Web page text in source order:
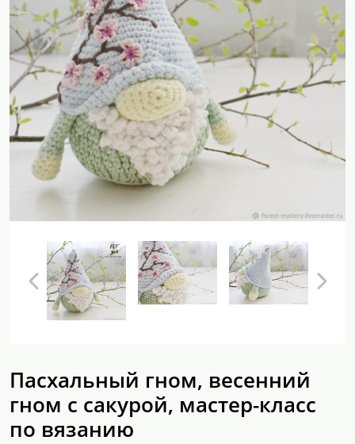
Пасхальный гном, весенний
гном с сакурой, мастер-класс
по вязанию